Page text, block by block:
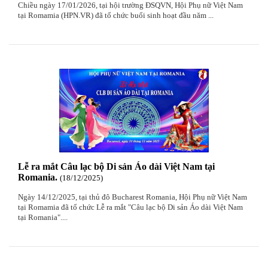
Chiều ngày 17/01/2026, tại hội trường ĐSQVN, Hội Phụ nữ Việt Nam
tại Romamia (HPN.VR) đã tổ chức buổi sinh hoạt đầu năm ...
Lễ ra mắt Câu lạc bộ Di sản Áo dài Việt Nam tại
Romania. 18/12/2025
Ngày 14/12/2025, tại thủ đô Bucharest Romania, Hội Phụ nữ Việt Nam
tại Romamia đã tổ chức Lễ ra mắt "Câu lạc bộ Di sản Áo dài Việt Nam
tại Romania"....